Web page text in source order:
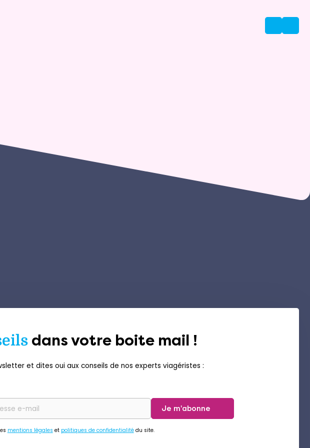
dans votre boite mail !
et dites oui aux conseils de nos experts viagéristes :
Je m'abonne
mentions légales et politiques de confidentialitédu site.